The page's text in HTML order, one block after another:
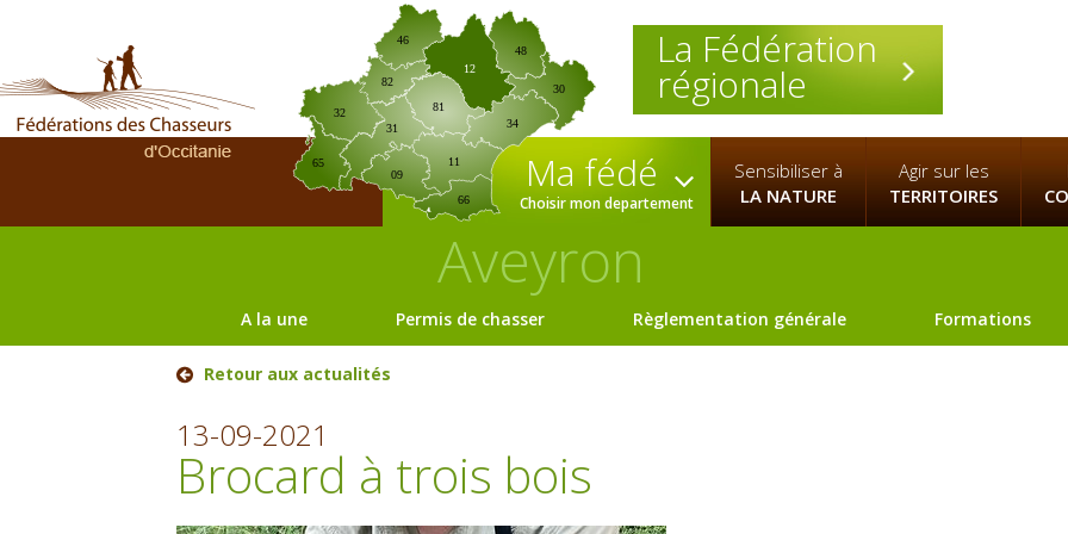
La Fédération
régionale
09
12
30
31
32
34
46
65
66
81
82
11
48
Ma fédé
Choisir mon departement
Sensibiliser à
LA NATURE
Agir sur les
TERRITOIRES
Aveyron
A la une Permis de chasser Règlementation générale Formations
Retour aux actualités
13-09-2021
Brocard à trois bois